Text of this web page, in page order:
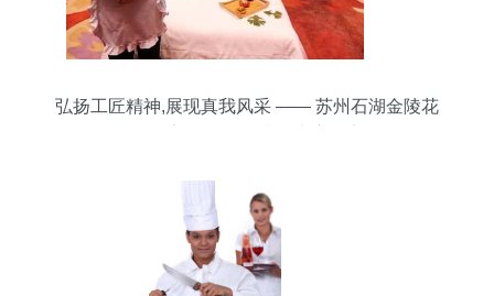
弘扬工匠精神,展现真我风采 —— 苏州石湖金陵花